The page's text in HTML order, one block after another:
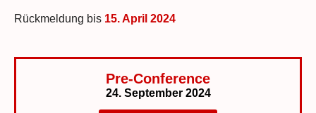
Rückmeldung bis 15. April 2024
Pre-Conference
24. September 2024